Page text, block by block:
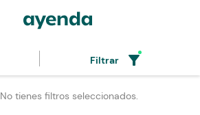
Filtrar filter_alt
No tienes filtros seleccionados.